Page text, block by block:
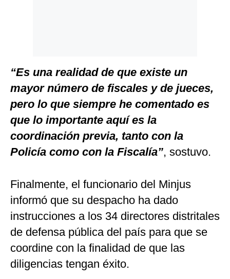
“Es una realidad de que existe un
mayor número de fiscales y de jueces,
pero lo que siempre he comentado es
que lo importante aquí es la
coordinación previa, tanto con la
Policía como con la Fiscalía”, sostuvo.
Finalmente, el funcionario del Minjus
informó que su despacho ha dado
instrucciones a los 34 directores distritales
de defensa pública del país para que se
coordine con la finalidad de que las
diligencias tengan éxito.